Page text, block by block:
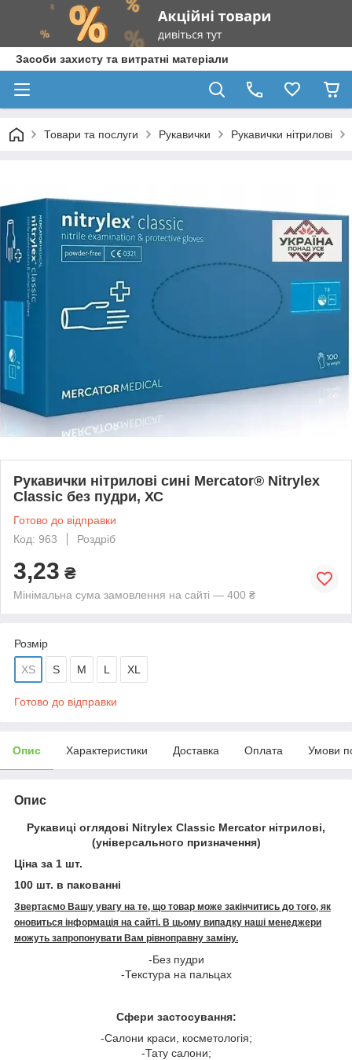
Засоби захисту та витратні матеріали
Товари та послуги Рукавички Рукавички нітрилові
Рукавички нітрилові сині Mercator® Nitrylex
Classic без пудри, ХС
Готово до відправки
Код: 963
Роздріб
3,23 ₴
Мінімальна сума замовлення на сайті — 400 ₴
Розмір
XS S M L XL
Готово до відправки
Опис Характеристики Доставка Оплата Умови
Опис
Рукавиці оглядові Nitrylex Classic Mercator нітрилові,
(універсального призначення)
Ціна за 1 шт.
100 шт. в пакованні
Звертаємо Вашу увагу на те, що товар може закінчитись до того, як
оновиться інформація на сайті. В цьому випадку наші менеджери
можуть запропонувати Вам рівноправну заміну.
-Без пудри
-Текстура на пальцах
Сфери застосування:
-Салони краси, косметологія;
-Тату салони;